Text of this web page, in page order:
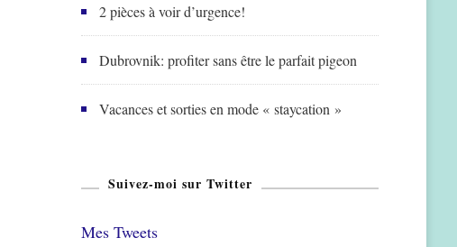
2 pièces à voir d’urgence!
Dubrovnik: profiter sans être le parfait pigeon
Vacances et sorties en mode « staycation »
Suivez-moi sur Twitter
Mes Tweets